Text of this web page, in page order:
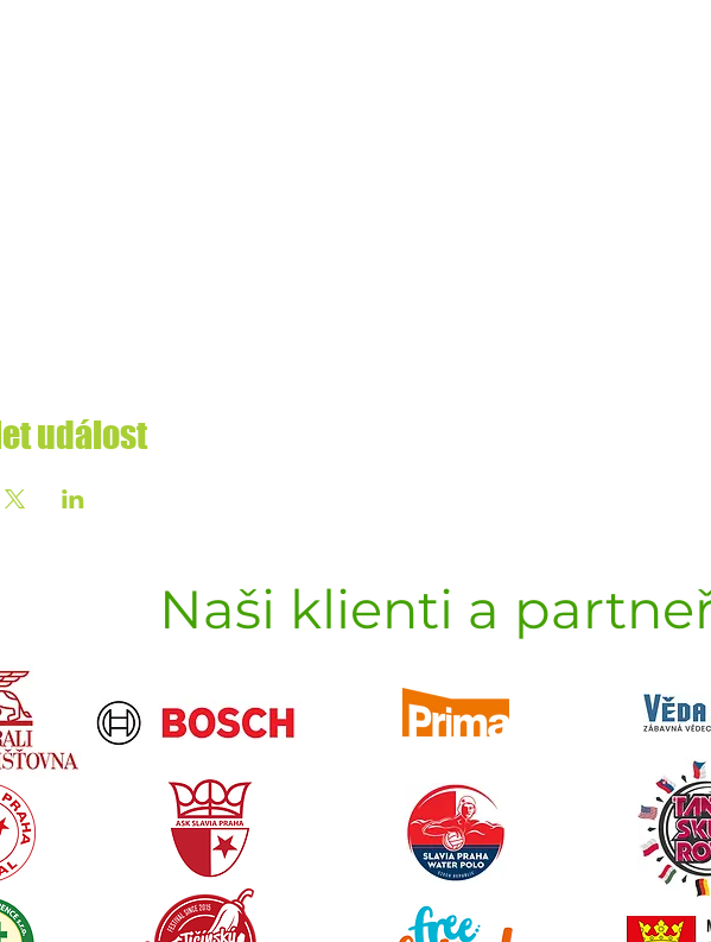
událost
Naši klienti a